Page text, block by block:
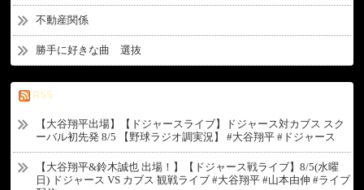
不動産関係
勝手に好きな曲 選抜
RSS
【大谷翔平出場】【ドジャースライブ】ドジャース対カブス スク
ーバル初先発 8/5 【野球ラジオ調実況】 #大谷翔平 #ドジャース
【大谷翔平&鈴木誠也 出場！】【ドジャース戦ライブ】8/5(水曜
日) ドジャース VS カブス 観戦ライブ #大谷翔平 #山本由伸 #ライブ